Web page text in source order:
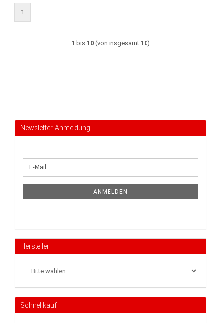
1
1 bis 10(von insgesamt 10)
Newsletter-Anmeldung
ZUR
NEWSLETTER-
E-
Mail
ANMELDEN
Hersteller
Schnellkauf